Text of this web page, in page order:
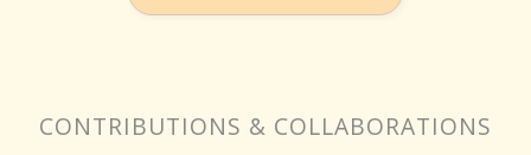
CONTRIBUTIONS & COLLABORATIONS